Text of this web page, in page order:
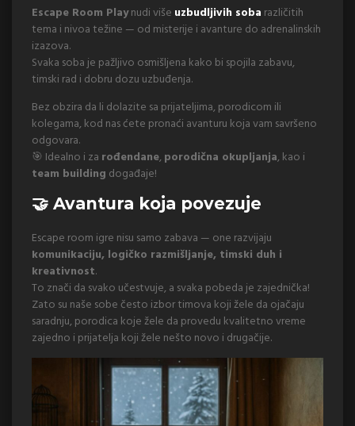
Escape Room Playnudi više uzbudljivih soba različitih
tema i nivoa težine — od misterije i avanture do adrenalinskih
izazova.
Svaka soba je pažljivo osmišljena kako bi spojila zabavu,
timski rad i dobru dozu uzbuđenja.
Bez obzira da li dolazite sa prijateljima, porodicom ili
kolegama, kod nas ćete pronaći avanturu koja vam savršeno
odgovara.
🎯 Idealno i za rođendane,porodična okupljanja, kao i
team building događaje!
🤝 Avantura koja povezuje
Escape room igre nisu samo zabava — one razvijaju
komunikaciju, logičko razmišljanje, timski duh i
kreativnost.
To znači da svako učestvuje, a svaka pobeda je zajednička!
Zato su naše sobe često izbor timova koji žele da ojačaju
saradnju, porodica koje žele da provedu kvalitetno vreme
zajedno i prijatelja koji žele nešto novo i drugačije.